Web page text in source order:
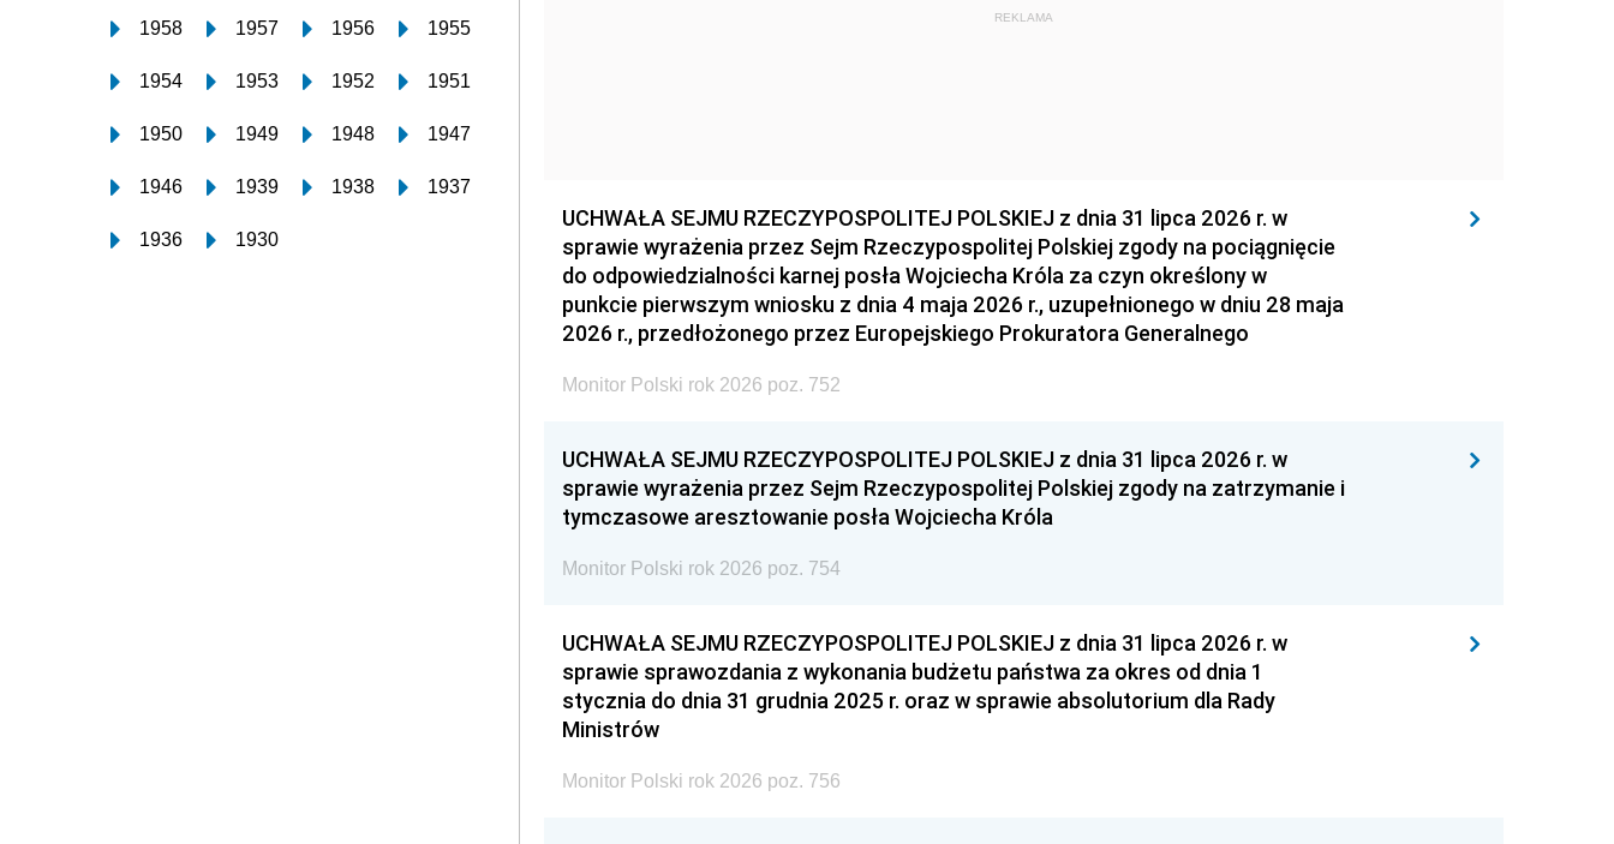
1958 1957 1956 1955
1954 1953 1952 1951
1950 1949 1948 1947
1946 1939 1938 1937
1936 1930
REKLAMA
UCHWAŁA SEJMU RZECZYPOSPOLITEJ POLSKIEJ z dnia 31 lipca 2026 r. w
sprawie wyrażenia przez Sejm Rzeczypospolitej Polskiej zgody na pociągnięcie
do odpowiedzialności karnej posła Wojciecha Króla za czyn określony w
punkcie pierwszym wniosku z dnia 4 maja 2026 r., uzupełnionego w dniu 28 maja
2026 r., przedłożonego przez Europejskiego Prokuratora Generalnego
Monitor Polski rok 2026 poz. 752
UCHWAŁA SEJMU RZECZYPOSPOLITEJ POLSKIEJ z dnia 31 lipca 2026 r. w
sprawie wyrażenia przez Sejm Rzeczypospolitej Polskiej zgody na zatrzymanie i
tymczasowe aresztowanie posła Wojciecha Króla
Monitor Polski rok 2026 poz. 754
UCHWAŁA SEJMU RZECZYPOSPOLITEJ POLSKIEJ z dnia 31 lipca 2026 r. w
sprawie sprawozdania z wykonania budżetu państwa za okres od dnia 1
stycznia do dnia 31 grudnia 2025 r. oraz w sprawie absolutorium dla Rady
Ministrów
Monitor Polski rok 2026 poz. 756